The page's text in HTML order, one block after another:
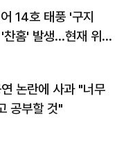
14호 태풍 '구지
찬홈' 발생…현재 위
논란에 사과 "너무
공부할 것"